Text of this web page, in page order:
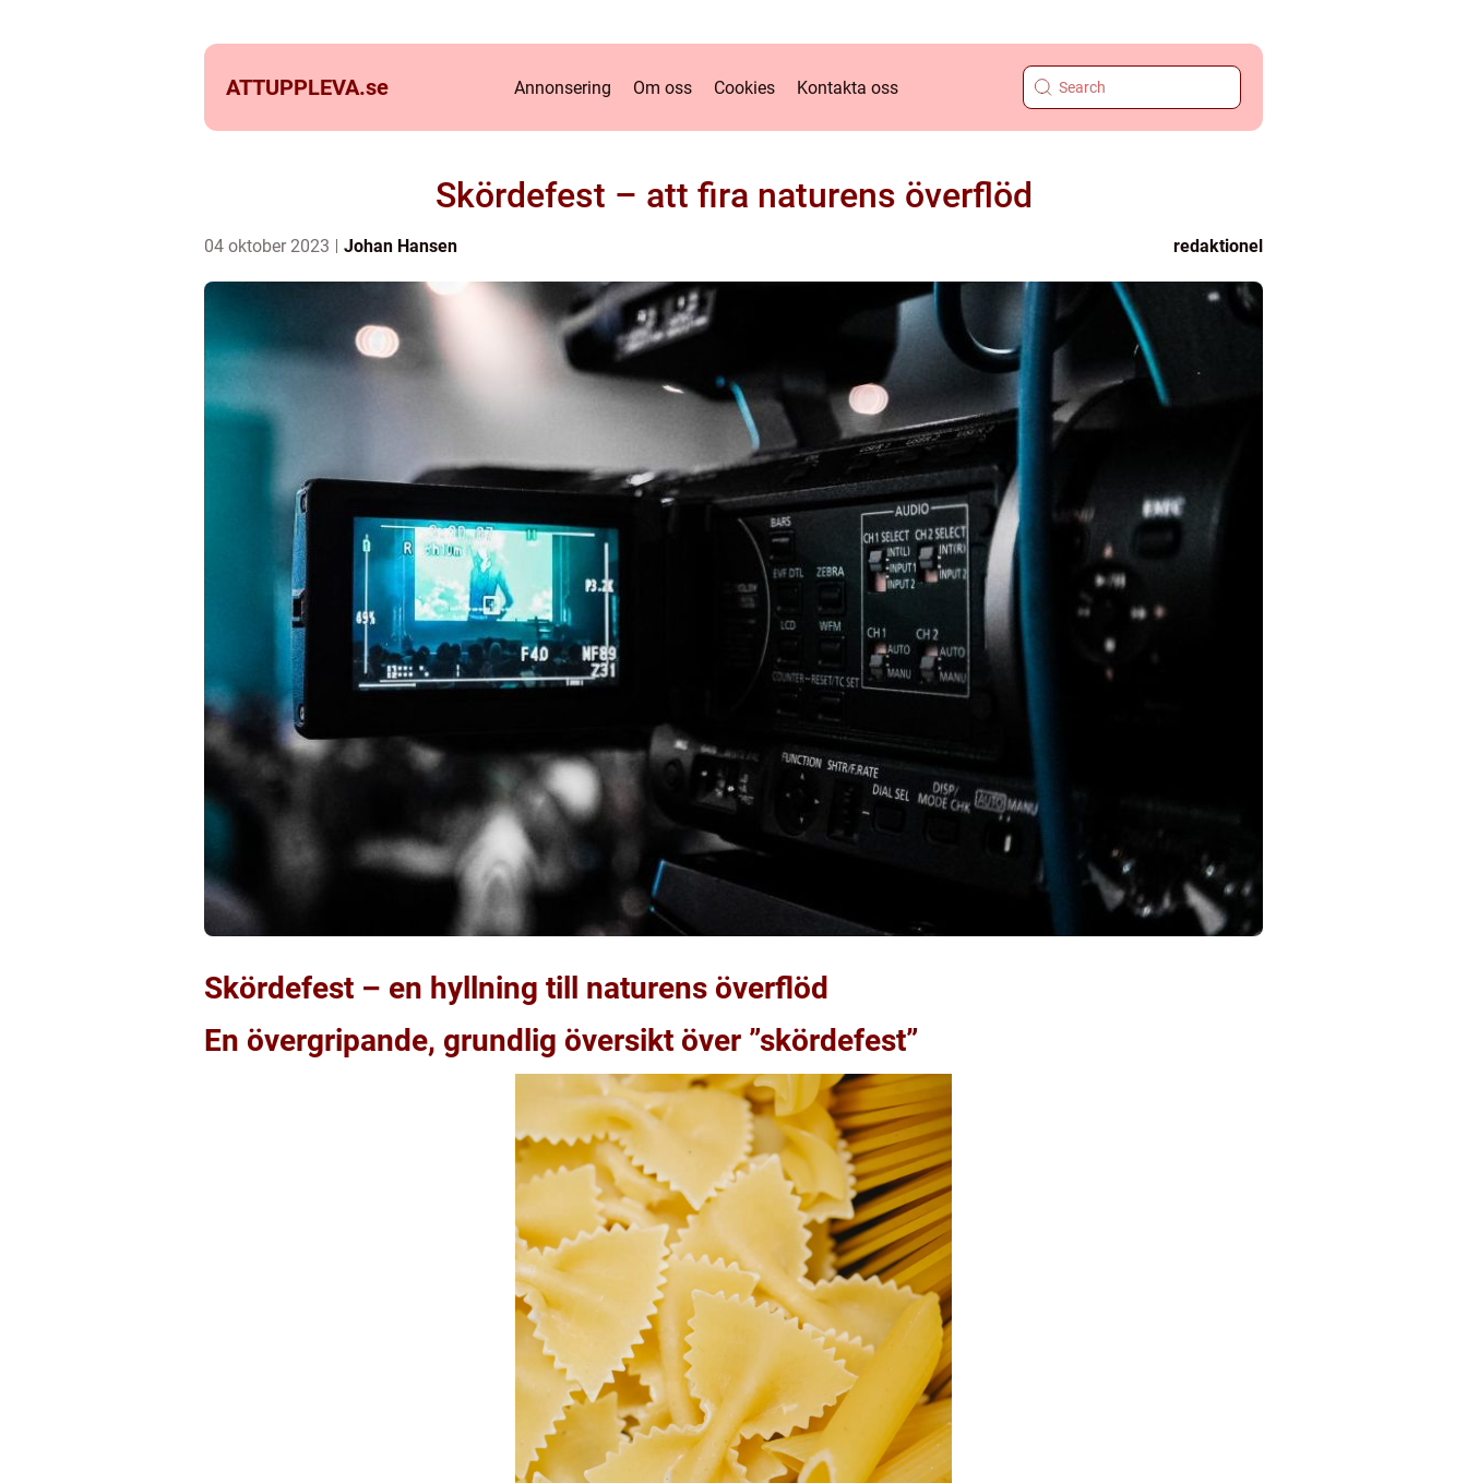
ATTUPPLEVA.se Annonsering Om oss Cookies Kontakta oss
Skördefest – att fira naturens överflöd
04 oktober 2023 Johan Hansen redaktionel
Skördefest – en hyllning till naturens överflöd
En övergripande, grundlig översikt över ”skördefest”